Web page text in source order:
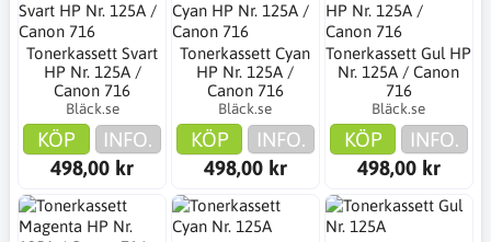
Tonerkassett Svart
HP Nr. 125A /
Canon 716
Bläck.se
KÖP
INFO.
498,00 kr
Tonerkassett Cyan
HP Nr. 125A /
Canon 716
Bläck.se
KÖP
INFO.
498,00 kr
Tonerkassett Gul HP
Nr. 125A / Canon
716
Bläck.se
KÖP
INFO.
498,00 kr